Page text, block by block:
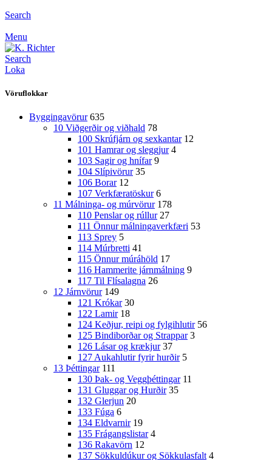
Search
Menu
Search
Loka
Vöruflokkar
Byggingavörur 635
10 Viðgerðir og viðhald 78
100 Skrúfjárn og sexkantar 12
101 Hamrar og sleggjur 4
103 Sagir og hnífar 9
104 Slípivörur 35
106 Borar 12
107 Verkfæratöskur 6
11 Málninga- og múrvörur 178
110 Penslar og rúllur 27
111 Önnur málningaverkfæri 53
113 Sprey 5
114 Múrbretti 41
115 Önnur múráhöld 17
116 Hammerite járnmálning 9
117 Til Flísalagna 26
12 Járnvörur 149
121 Krókar 30
122 Lamir 18
124 Keðjur, reipi og fylgihlutir 56
125 Bindiborðar og Strappar 3
126 Lásar og krækjur 37
127 Aukahlutir fyrir hurðir 5
13 Þéttingar 111
130 Þak- og Veggþéttingar 11
131 Gluggar og Hurðir 35
132 Glerjun 20
133 Fúga 6
134 Eldvarnir 19
135 Frágangslistar 4
136 Rakavörn 12
137 Sökkuldúkur og Sökkulasfalt 4